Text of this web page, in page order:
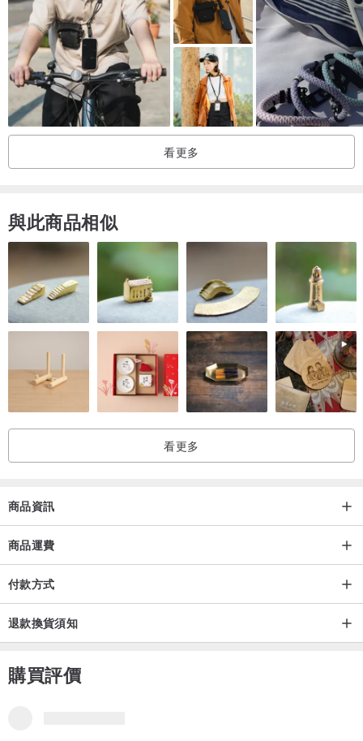
防水、耐磨的韓國蠟繩和民族風編繩組合散發獨特浪漫氣質。
2款手機夾片隨機出貨1個，如要指定夾片請備註告訴我們喔!
🐻 小熊控的妳別錯過 🐻
►滿2件免運 ◆ 微笑小熊手機腕帶 ★ 7色超卡哇伊每日穿搭
夾片安裝方式
【商品資訊】
品名
客製英文字母手腕掛繩連夾片 手機手腕繩 手腕繩 - 適用所有品牌全包
手機殼
商品組合
手機腕帶+手機夾片
看更多
與此商品相似
看更多
商品資訊
商品運費
付款方式
退款換貨須知
購買評價